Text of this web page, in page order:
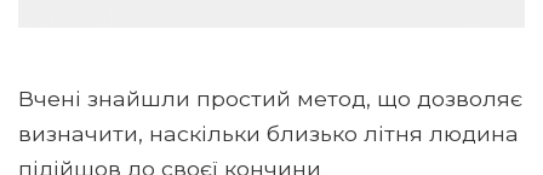
Вчені знайшли простий метод, що дозволяє
визначити, наскільки близько літня людина
підійшов до своєї кончини